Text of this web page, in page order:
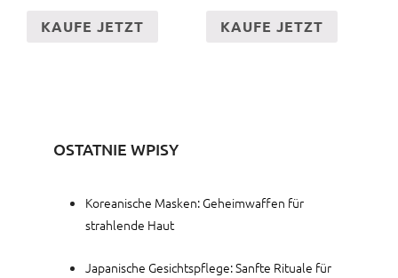
KAUFE JETZT KAUFE JETZT
OSTATNIE WPISY
Koreanische Masken: Geheimwaffen für
strahlende Haut
Japanische Gesichtspflege: Sanfte Rituale für